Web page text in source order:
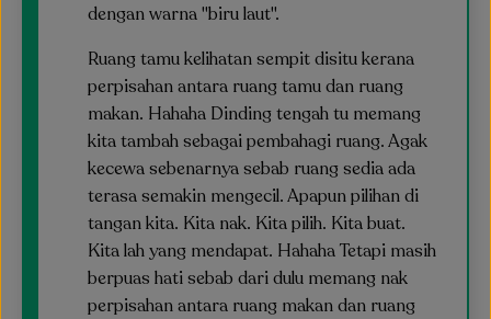
dengan warna "biru laut".
Ruang tamu kelihatan sempit disitu kerana
perpisahan antara ruang tamu dan ruang
makan. Hahaha Dinding tengah tu memang
kita tambah sebagai pembahagi ruang. Agak
kecewa sebenarnya sebab ruang sedia ada
terasa semakin mengecil. Apapun pilihan di
tangan kita. Kita nak. Kita pilih. Kita buat.
Kita lah yang mendapat. Hahaha Tetapi masih
berpuas hati sebab dari dulu memang nak
perpisahan antara ruang makan dan ruang